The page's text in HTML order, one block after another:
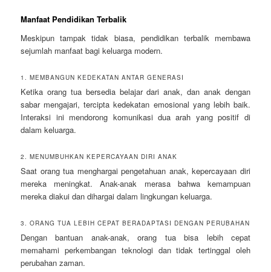
Manfaat Pendidikan Terbalik
Meskipun tampak tidak biasa, pendidikan terbalik membawa
sejumlah manfaat bagi keluarga modern.
1. MEMBANGUN KEDEKATAN ANTAR GENERASI
Ketika orang tua bersedia belajar dari anak, dan anak dengan
sabar mengajari, tercipta kedekatan emosional yang lebih baik.
Interaksi ini mendorong komunikasi dua arah yang positif di
dalam keluarga.
2. MENUMBUHKAN KEPERCAYAAN DIRI ANAK
Saat orang tua menghargai pengetahuan anak, kepercayaan diri
mereka meningkat. Anak-anak merasa bahwa kemampuan
mereka diakui dan dihargai dalam lingkungan keluarga.
3. ORANG TUA LEBIH CEPAT BERADAPTASI DENGAN PERUBAHAN
Dengan bantuan anak-anak, orang tua bisa lebih cepat
memahami perkembangan teknologi dan tidak tertinggal oleh
perubahan zaman.